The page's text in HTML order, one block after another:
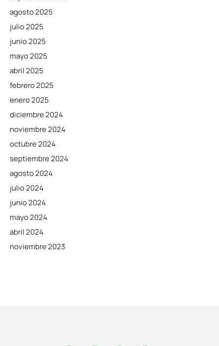
agosto 2025
julio 2025
junio 2025
mayo 2025
abril 2025
febrero 2025
enero 2025
diciembre 2024
noviembre 2024
octubre 2024
septiembre 2024
agosto 2024
julio 2024
junio 2024
mayo 2024
abril 2024
noviembre 2023